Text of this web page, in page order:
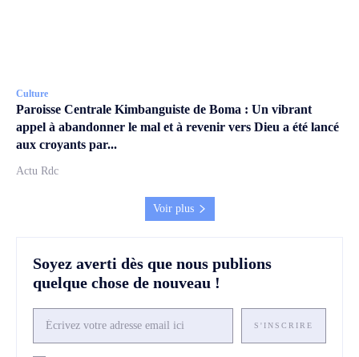
Culture
Paroisse Centrale Kimbanguiste de Boma : Un vibrant
appel à abandonner le mal et à revenir vers Dieu a été lancé
aux croyants par...
Actu Rdc
Voir plus
Soyez averti dès que nous publions
quelque chose de nouveau !
S'INSCRIRE